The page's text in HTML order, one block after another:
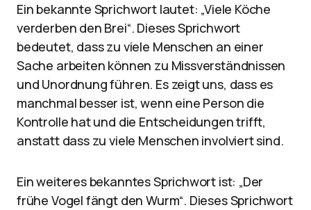
Ein bekannte Sprichwort lautet: „Viele Köche
verderben den Brei“. Dieses Sprichwort
bedeutet, dass zu viele Menschen an einer
Sache arbeiten können zu Missverständnissen
und Unordnung führen. Es zeigt uns, dass es
manchmal besser ist, wenn eine Person die
Kontrolle hat und die Entscheidungen trifft,
anstatt dass zu viele Menschen involviert sind.
Ein weiteres bekanntes Sprichwort ist: „Der
frühe Vogel fängt den Wurm“. Dieses Sprichwort